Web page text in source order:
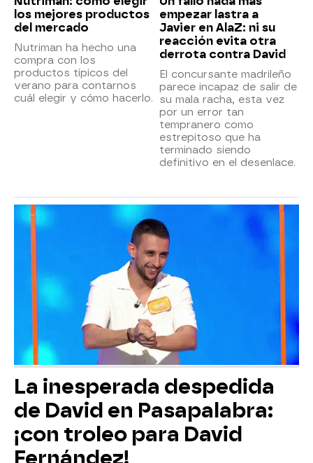
los mejores productos
del mercado
Nutriman ha hecho una
compra con los
productos típicos del
verano para contarnos
cuál elegir y cómo hacerlo.
empezar lastra a
Javier en AlaZ: ni su
reacción evita otra
derrota contra David
El concursante madrileño
parece incapaz de salir de
su mala racha, esta vez
por un error tan
tempranero como
estrepitoso que ha
terminado siendo
definitivo en el desenlace.
La inesperada despedida
de David en Pasapalabra:
¡con troleo para David